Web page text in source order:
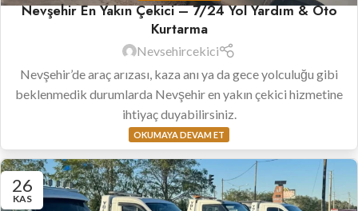
Nevşehir En Yakın Çekici – 7/24 Yol Yardım & Oto
Kurtarma
Nevsehircekici
Nevşehir’de araç arızası, kaza anı ya da gece yolculuğu gibi
beklenmedik durumlarda Nevşehir en yakın çekici hizmetine
ihtiyaç duyabilirsiniz.
OKUMAYA DEVAM ET
26
KAS